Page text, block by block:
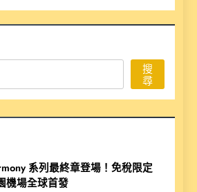
搜
尋
系列最終章登場！免稅限定
機場全球首發